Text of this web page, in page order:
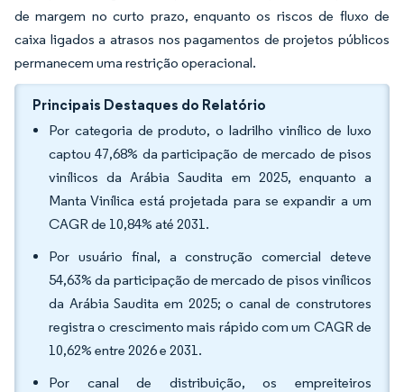
de margem no curto prazo, enquanto os riscos de fluxo de
caixa ligados a atrasos nos pagamentos de projetos públicos
permanecem uma restrição operacional.
Principais Destaques do Relatório
Por categoria de produto, o ladrilho vinílico de luxo
captou 47,68% da participação de mercado de pisos
vinílicos da Arábia Saudita em 2025, enquanto a
Manta Vinílica está projetada para se expandir a um
CAGR de 10,84% até 2031.
Por usuário final, a construção comercial deteve
54,63% da participação de mercado de pisos vinílicos
da Arábia Saudita em 2025; o canal de construtores
registra o crescimento mais rápido com um CAGR de
10,62% entre 2026 e 2031.
Por canal de distribuição, os empreiteiros